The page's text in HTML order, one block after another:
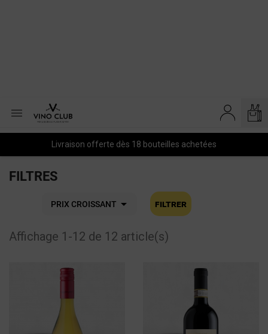

Livraison offerte dès 18 bouteilles achetées
FILTRES
PRIX CROISSANT  Filtrer
Affichage 1-12 de 12 article(s)